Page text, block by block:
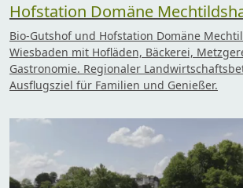
Hofstation Domäne
Bio-Gutshof und Hofstation Domäne
Wiesbaden mit Hofläden, Bäckerei,
Gastronomie. Regionaler
Ausflugsziel für Familien und Genießer.